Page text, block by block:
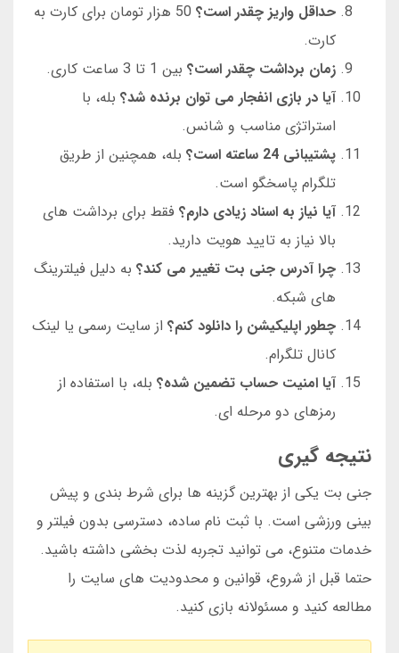
حداقل واریز چقدر است؟
50 هزار تومان برای کارت به
کارت.
زمان برداشت چقدر است؟ بین 1 تا 3 ساعت کاری.
آیا در بازی انفجار می توان برنده شد؟ بله، با
استراتژی مناسب و شانس.
پشتیبانی 24 ساعته است؟
بله، همچنین از طریق
تلگرام پاسخگو است.
آیا نیاز به اسناد زیادی دارم؟ فقط برای برداشت های
بالا نیاز به تایید هویت دارید.
چرا آدرس جنی بت تغییر می کند؟ به دلیل فیلترینگ
های شبکه.
چطور اپلیکیشن را دانلود کنم؟ از سایت رسمی یا لینک
کانال تلگرام.
آیا امنیت حساب تضمین شده؟ بله، با استفاده از
رمزهای دو مرحله ای.
نتیجه گیری
جنی بت یکی از بهترین گزینه ها برای شرط بندی و پیش
بینی ورزشی است. با ثبت نام ساده، دسترسی بدون فیلتر و
خدمات متنوع، می توانید تجربه لذت بخشی داشته باشید.
حتما قبل از شروع، قوانین و محدودیت های سایت را
مطالعه کنید و مسئولانه بازی کنید.